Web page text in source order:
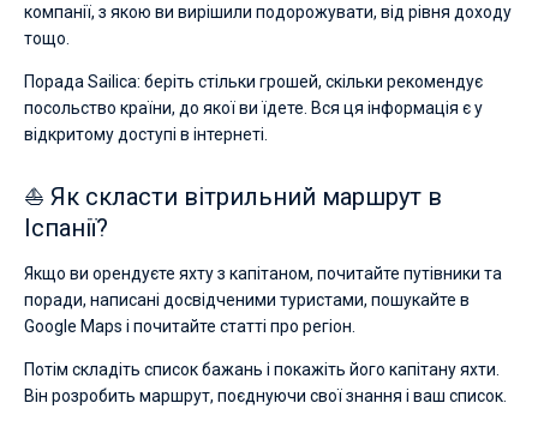
компанії, з якою ви вирішили подорожувати, від рівня доходу
тощо.
Порада Sailica: беріть стільки грошей, скільки рекомендує
посольство країни, до якої ви їдете. Вся ця інформація є у
відкритому доступі в інтернеті.
⛵ Як скласти вітрильний маршрут в
Іспанії?
Якщо ви орендуєте яхту з капітаном, почитайте путівники та
поради, написані досвідченими туристами, пошукайте в
Google Maps і почитайте статті про регіон.
Потім складіть список бажань і покажіть його капітану яхти.
Він розробить маршрут, поєднуючи свої знання і ваш список.